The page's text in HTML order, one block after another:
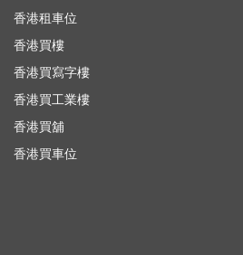
香港租車位
香港買樓
香港買寫字樓
香港買工業樓
香港買舖
香港買車位